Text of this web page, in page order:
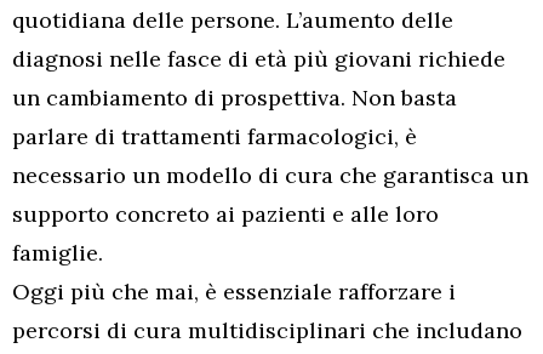
quotidiana delle persone. L’aumento delle
diagnosi nelle fasce di età più giovani richiede
un cambiamento di prospettiva. Non basta
parlare di trattamenti farmacologici, è
necessario un modello di cura che garantisca un
supporto concreto ai pazienti e alle loro
famiglie.
Oggi più che mai, è essenziale rafforzare i
percorsi di cura multidisciplinari che includano